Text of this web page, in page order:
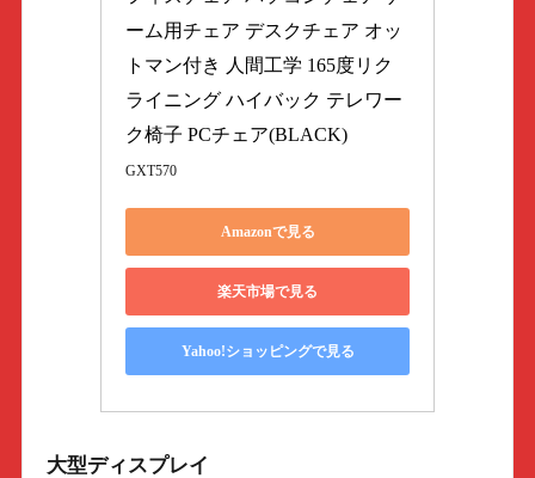
ーム用チェア デスクチェア オッ
トマン付き 人間工学 165度リク
ライニング ハイバック テレワー
ク椅子 PCチェア(BLACK)
GXT570
Amazonで見る
楽天市場で見る
Yahoo!ショッピングで見る
大型ディスプレイ